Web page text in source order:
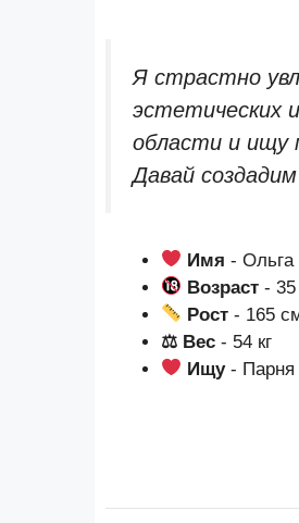
Я страстно
эстетических
области и ищу
Давай
Имя - Ольга
Возраст - 35
Рост - 165
⚖ Вес - 54 кг
Ищу- Парня